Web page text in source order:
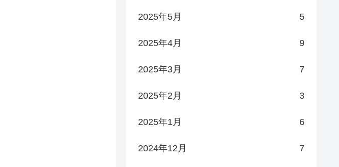
2025年5月 5
2025年4月 9
2025年3月 7
2025年2月 3
2025年1月 6
2024年12月 7